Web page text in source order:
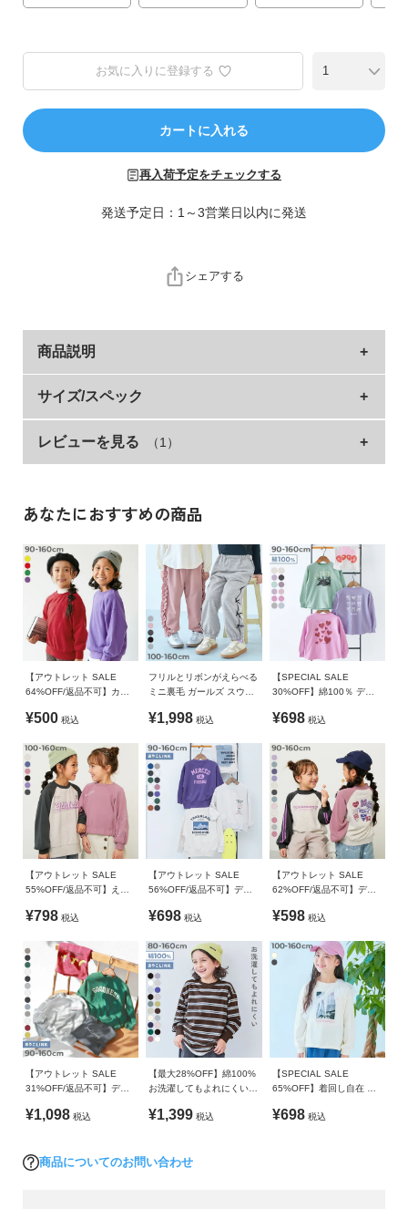
探
か
ら
ド・
デ
ロ
ッ
つ
お
買
い
物
よ
く
る
ご
質
問
FOLLOW
お気に入りに登録する
カートに入れる
再入荷予定をチェックする
発送予定日：1～3営業日以内に発送
シェアする
商品説明
着こなしやすいゆるっとシルエット。コーディネート
しやすいロゴデザインを集めました。
1枚で着るのはもちろん、アウターとの重ね着も楽しめるアイ
テムです。
■シリーズ
一緒にえらぶって楽しい
今日はどんな服を着よう？
一緒に服をえらぶ時間は、親子の大切なひと時。
デザインやシルエット、素材など、バリエーション豊富に取り
揃えたデビラボプリントシリーズなら、えらぶ楽しさがもっと
広がる。
さあ、今日はどれをえらぶ？
吸汗性が良く、程よい肉感が心地よいCVC裏毛
裏がパイル状になっているので、吸汗性が良く汗ばむ日でも快
適な着心地。
程よく薄手の裏毛は、長いシーズン着まわしやすい素材です。
毛玉が出来にくいのも嬉しいポイント。
伸縮性：ふつう
■スタイリング
ジャストサイズでの着用はもちろん、あえてワンサイズ大きい
ものを選んでゆったり着るのもおすすめ。
トレンド感のあるボトムスを合わせれば、こなれ感のあるコー
ディネートにも仕上がります。
サイズ/スペック
サイズ 着丈
肩幅
130cm
44 38.5
44
140cm
47 43
47
150cm
60 50
50
160cm
64 53 53
»サイズガイド
素材・仕様
5% / フード内側：綿100%
生産国
CHINA
洗濯方法
洗濯機洗い可(デリケート洗い) / 漂白剤使用不可 / 乾燥機使用
禁止
ご注意事項
・摩擦や水、汗などで色が移ることがあります。ご注意くだ
さい。
・平置きにて採寸しているため、サイズや形に多少の誤差が
生じる場合があります。あらかじめご了承ください。
・生産時期により、多少色味が異なる場合がございますが、
素材・サイズ等の品質に違いはございません。
多少異なる場合がございます。
レビューを見る （1）
あなたにおすすめの商品
【アウトレット SALE
64%OFF/返品不可】カラ
ェットトレーナー
¥500 税込
フリルとリボンがえらべる
ミニ裏毛 ガールズ スウェ
¥1,998 税込
【SPECIAL SALE
30%OFF】綿100％ デビ
袖Tシャツ
¥698 税込
【アウトレット SALE
55%OFF/返品不可】えら
ールズトレーナー
¥798 税込
【アウトレット SALE
56%OFF/返品不可】デビ
ント トレーナー
¥698 税込
【アウトレット SALE
62%OFF/返品不可】デビ
グラン トレーナー
¥598 税込
【アウトレット SALE
31%OFF/返品不可】デビ
ント トレーナー
¥1,098 税込
【最大28%OFF】綿100%
お洗濯してもよれにくい
ボーダー 長袖Tシャツ
¥1,399 税込
【SPECIAL SALE
65%OFF】着回し自在 チ
リントTシャツセット
¥698 税込
商品についてのお問い合わせ